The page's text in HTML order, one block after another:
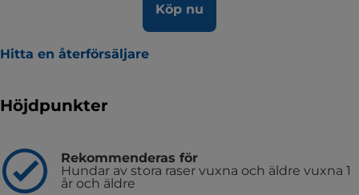
Köp nu
Hitta en återförsäljare
Höjdpunkter
Rekommenderas för
Hundar av stora raser vuxna och äldre vuxna 1
år och äldre